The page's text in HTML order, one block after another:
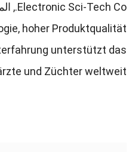
Electronic Sci-Tech Co.
,
, hoher Produktqualität
unterstützt das
und Züchter weltweit